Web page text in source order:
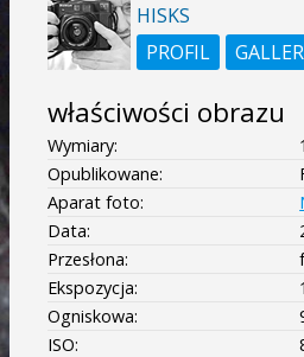
HISKS
PROFIL
właściwości obrazu
Wymiary:
Opublikowane:
Aparat foto:
Data:
Przesłona:
Ekspozycja:
Ogniskowa:
ISO: